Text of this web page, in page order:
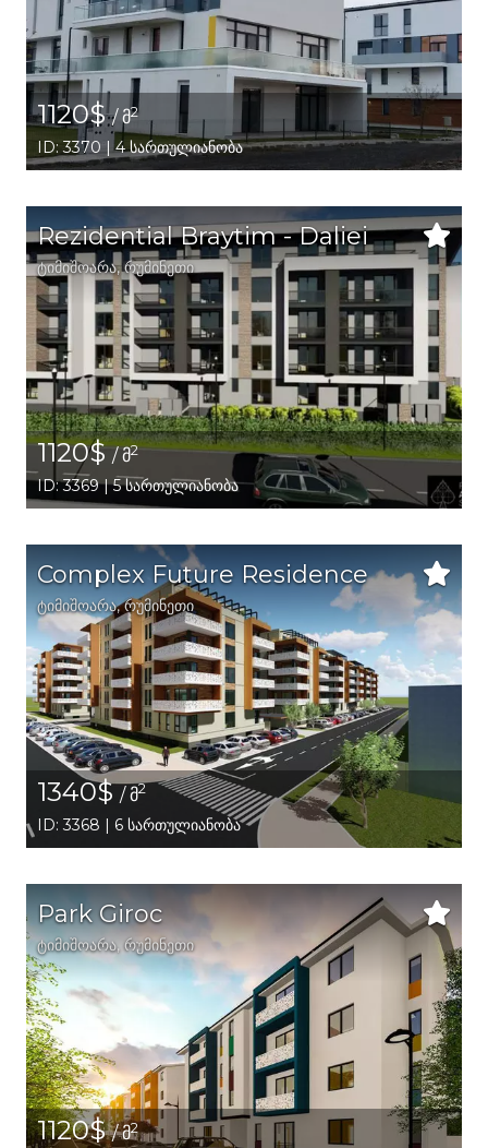
1120$/ მ2
ID: 3370 | 4 სართულიანობა
Rezidential Braytim - Daliei
ტიმიშოარა,რუმინეთი
1120$/ მ2
ID: 3369 | 5 სართულიანობა
Complex Future Residence
ტიმიშოარა,რუმინეთი
1340$/ მ2
ID: 3368 | 6 სართულიანობა
Park Giroc
ტიმიშოარა, რუმინეთი
1120$/ მ2